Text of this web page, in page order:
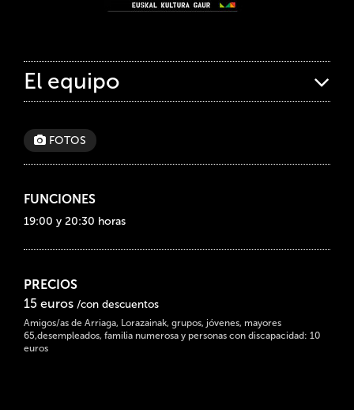
El equipo
FOTOS
FUNCIONES
19:00 y 20:30 horas
PRECIOS
15 euros /con descuentos
Amigos/as de Arriaga, Lorazainak, grupos, jóvenes, mayores
65,desempleados, familia numerosa y personas con discapacidad: 10
euros